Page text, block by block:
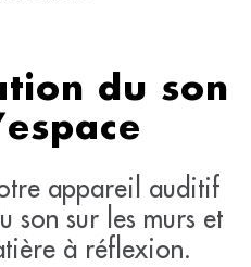
du son
appareil auditif
son sur les murs et
à réflexion.